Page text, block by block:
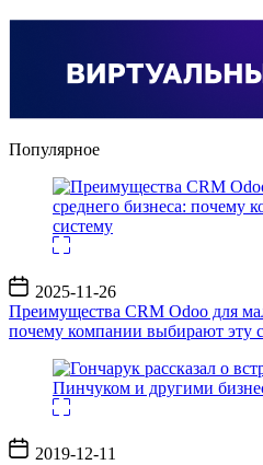
Популярное
Дата
записи
2025-11-26
Преимущества CRM Odoo для
почему компании выбирают эту
Дата2019-12-11